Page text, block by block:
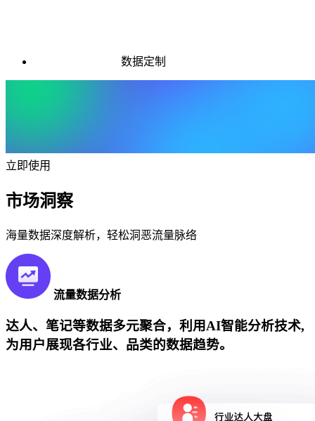
数据定制
立即使用
市场洞察
海量数据深度解析，轻松洞恶流量脉络
流量数据分析
达人、笔记等数据多元聚合，利用AI智能分析技术,
为用户展现各行业、品类的数据趋势。